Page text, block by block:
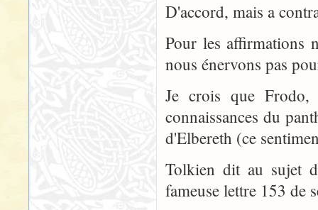
D'accord, mais a
Pour les affirmations
nous énervons pas
Je crois que Frodo,
connaissances du
d'Elbereth (ce
Tolkien dit au sujet
fameuse lettre 153 de